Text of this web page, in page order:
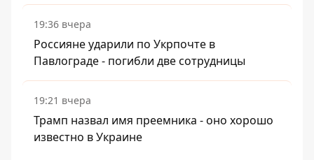
19:36 вчера
Россияне ударили по Укрпочте в
Павлограде - погибли две сотрудницы
19:21 вчера
Трамп назвал имя преемника - оно хорошо
известно в Украине